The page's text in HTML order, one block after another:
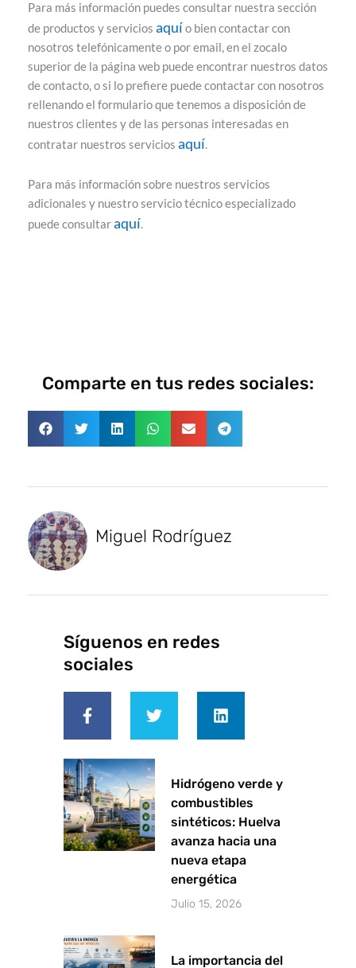
Para más información puedes consultar nuestra sección
de productos y servicios aquí o bien contactar con
nosotros telefónicamente o por email, en el zocalo
superior de la página web puede encontrar nuestros datos
de contacto, o si lo prefiere puede contactar con nosotros
rellenando el formulario que tenemos a disposición de
nuestros clientes y de las personas interesadas en
contratar nuestros servicios aquí.
Para más información sobre nuestros servicios
adicionales y nuestro servicio técnico especializado
puede consultaraquí.
Comparte en tus redes sociales:
Miguel Rodríguez
Síguenos en redes
sociales
c
o
o
k
-
f
i
e
r
n
i
n
Hidrógeno verde y
combustibles
sintéticos: Huelva
avanza hacia una
nueva etapa
energética
Julio 15, 2026
La importancia del